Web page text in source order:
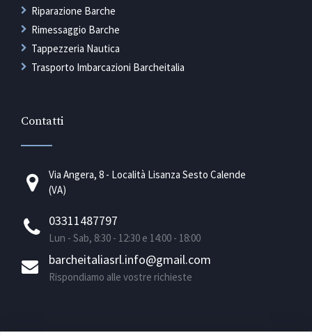
Riparazione Barche
Rimessaggio Barche
Tappezzeria Nautica
Trasporto Imbarcazioni Barcheitalia
Contatti
Via Angera, 8 - Località Lisanza Sesto Calende
(VA)
03311487797
Lun - Sab, 8:30 - 12:30 e 14:00 - 18:00
barcheitaliasrl.info@gmail.com
Rispondiamo alle vostre richieste